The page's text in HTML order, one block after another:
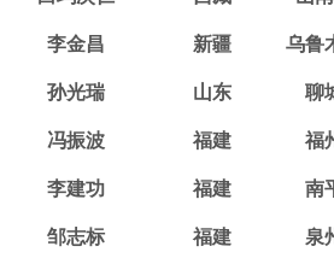
李金昌 新疆 乌鲁
孙光瑞 山东 聊
冯振波 福建 福
李建功 福建 南
邹志标 福建 泉